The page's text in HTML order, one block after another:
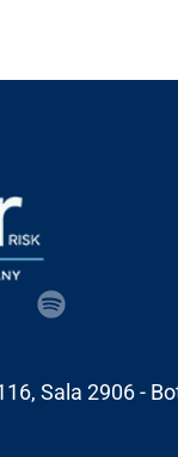
Sala 2906 -